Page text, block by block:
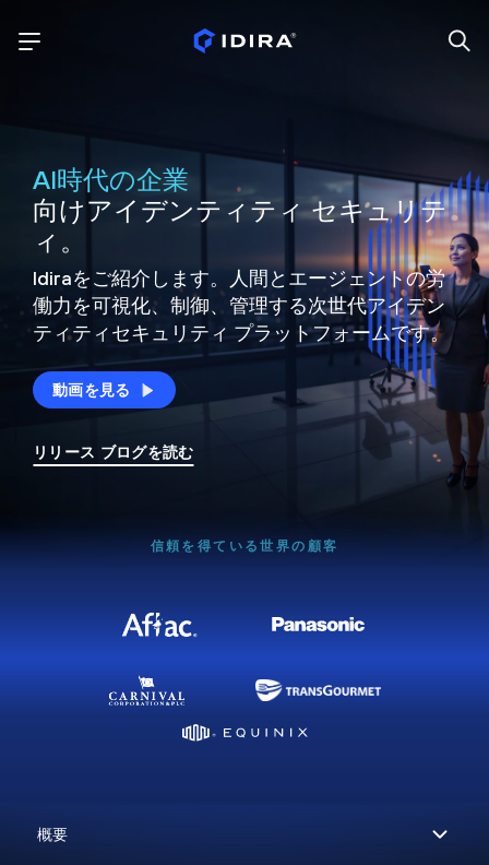
AI時代の企業
向けアイデンティティ セキュリテ
ィ。
Idiraをご紹介します。人間とエージェントの労
働力を可視化、制御、 管理する次世代アイデン
ティティセキュリティ プラットフォームです。
動画を見る
リリース ブログを読む
信頼を得ている世界の顧客